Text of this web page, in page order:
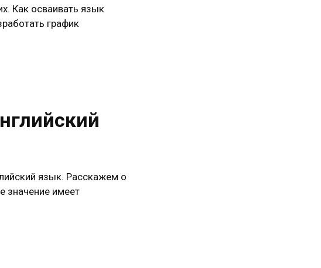
Как осваивать язык
график
язык. Расскажем о
значение имеет